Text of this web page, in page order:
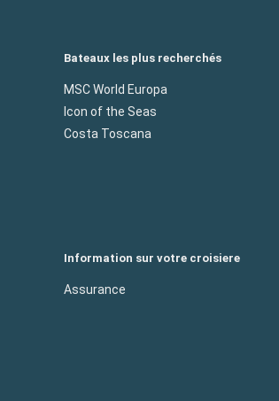
Bateaux les plus recherchés
MSC World Europa
Icon of the Seas
Costa Toscana
Information sur votre croisiere
Assurance